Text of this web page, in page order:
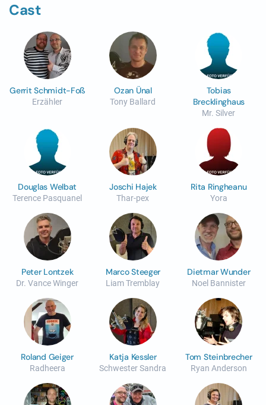
Cast
Gerrit Schmidt-Foß
Erzähler
Ozan Ünal
Tony Ballard
Tobias
Brecklinghaus
Mr. Silver
Douglas Welbat
Terence Pasquanel
Joschi Hajek
Thar-pex
Rita Ringheanu
Yora
Peter Lontzek
Dr. Vance Winger
Marco Steeger
Liam Tremblay
Dietmar Wunder
Noel Bannister
Roland Geiger
Radheera
Katja Kessler
Schwester Sandra
Tom Steinbrecher
Ryan Anderson